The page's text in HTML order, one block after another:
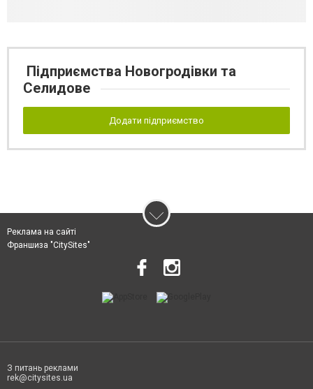
Підприємства Новогродівки та
Селидове
Додати підприємство
Реклама на сайті
Франшиза "CitySites"
З питань реклами
rek@citysites.ua